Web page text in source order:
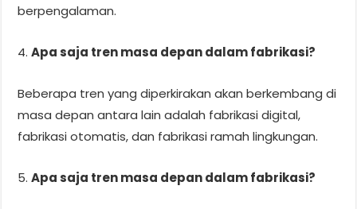
berpengalaman.
4.Apa saja tren masa depan dalam fabrikasi?
Beberapa tren yang diperkirakan akan berkembang di
masa depan antara lain adalah fabrikasi digital,
fabrikasi otomatis, dan fabrikasi ramah lingkungan.
5.Apa saja tren masa depan dalam fabrikasi?